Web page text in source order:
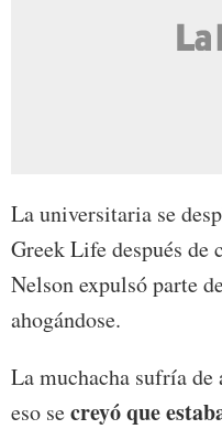
La universitaria se
Greek Life después de
Nelson expulsó parte
ahogándose.
La muchacha sufría
eso secreyó que